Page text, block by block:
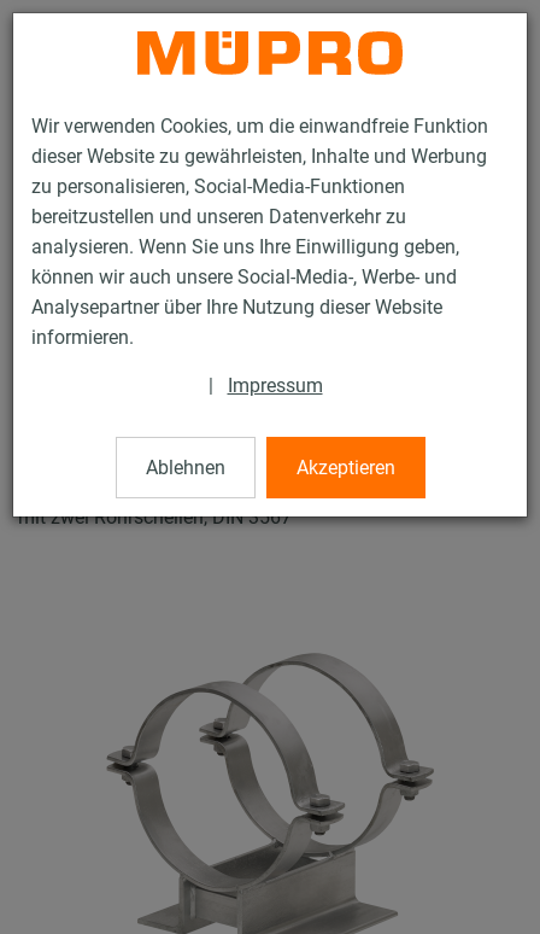
Wir verwenden Cookies, um die einwandfreie Funktion
dieser Website zu gewährleisten, Inhalte und Werbung
zu personalisieren, Social-Media-Funktionen
bereitzustellen und unseren Datenverkehr zu
analysieren. Wenn Sie uns Ihre Einwilligung geben,
können wir auch unsere Social-Media-, Werbe- und
Analysepartner über Ihre Nutzung dieser Website
informieren.
| Impressum
Ablehnen Akzeptieren
Kontakt
Produkte Befestigungstechnik
Schwerlast­befestigung
Rohrschlitten und Zubehör für die Schwerlastbefestigung
Rohrschlitten Typ LP-2
Rohrschlitten Typ LP-2
mit zwei Rohrschellen, DIN 3567